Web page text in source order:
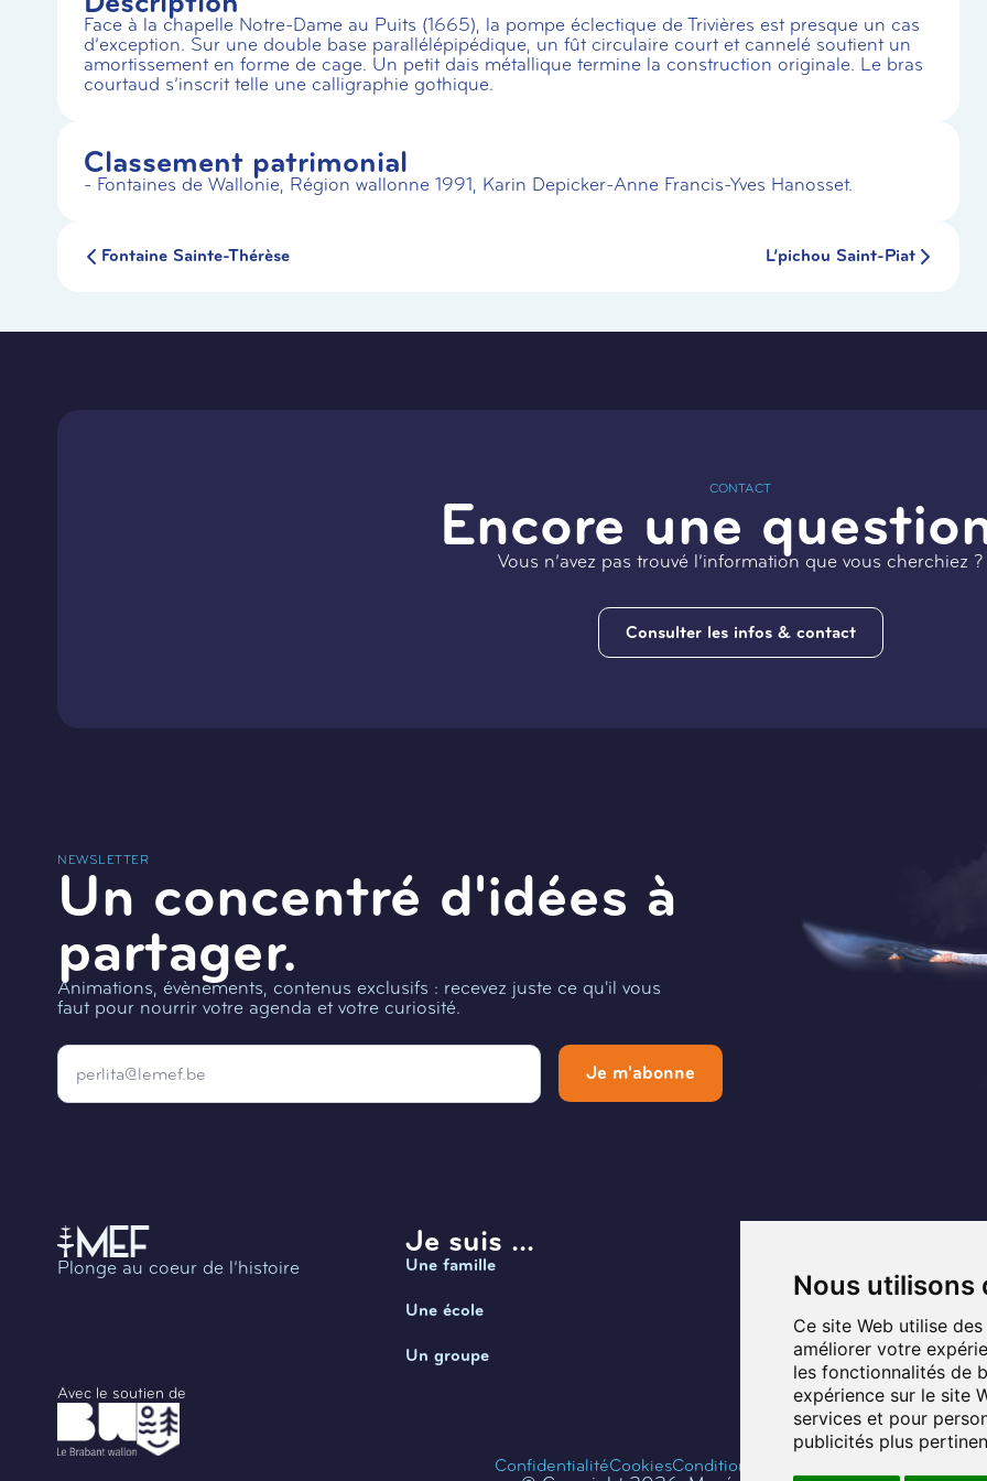
Nous utilisons
Ce site Web utilise
améliorer votre
les fonctionnalités de
expérience sur le site
services et pour
publicités plus
Face à la chapelle Notre-Dame au Puits (1665), la pompe éclectique de Trivières est presque un cas
d’exception. Sur une double base parallélépipédique, un fût circulaire court et cannelé soutient un
amortissement en forme de cage. Un petit dais métallique termine la construction originale. Le bras
courtaud s’inscrit telle une calligraphie gothique.
Classement patrimonial
- Fontaines de Wallonie, Région wallonne 1991, Karin Depicker-Anne Francis-Yves Hanosset.
Fontaine Sainte-Thérèse L’pichou Saint-Piat
CONTACT
Encore une
Vous n’avez pas trouvé l’information que vous cherchiez ?
Consulter les infos & contact
NEWSLETTER
Un concentré d'idées à
partager.
Animations, évènements, contenus exclusifs : recevez juste ce qu'il vous
faut pour nourrir votre agenda et votre curiosité.
Email
Je m'abonne
Plonge au coeur de l’histoire
Avec le soutien de
Je suis ...
Une famille
Une école
Un groupe Planifier ma visite
Programmation
Fontaines de Belgique
ConfidentialitéCookiesConditions d'utilisation